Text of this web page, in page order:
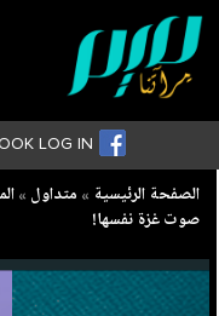
LOG IN
Breadcrumb
الصفحة الرئيسية متداول
صوت غزة نفسها!